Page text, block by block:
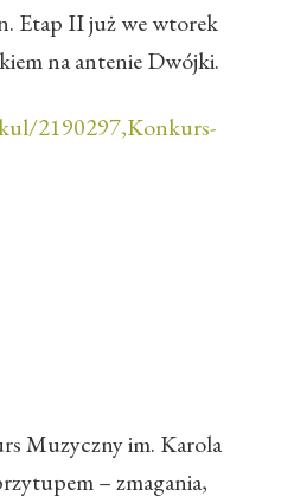
Etap II już we wtorek
na antenie Dwójki.
2190297,Konkurs-
Muzyczny im. Karola
– zmagania,